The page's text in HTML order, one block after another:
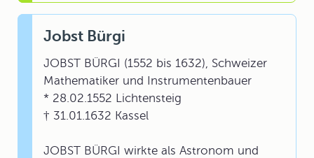
Jobst Bürgi
JOBST BÜRGI (1552 bis 1632), Schweizer
Mathematiker und Instrumentenbauer
* 28.02.1552 Lichtensteig
† 31.01.1632 Kassel
JOBST BÜRGI wirkte als Astronom und